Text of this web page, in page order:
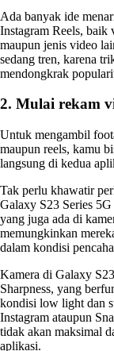
Ada banyak ide
Instagram Reels,
maupun jenis video
sedang tren, karena
mendongkrak
2. Mulai rekam
Untuk mengambil
maupun reels, kamu
langsung di kedua
Tak perlu khawatir
Galaxy S23 Series
yang juga ada di
memungkinkan
dalam kondisi
Kamera di Galaxy
Sharpness, yang
kondisi low light dan
Instagram ataupun
tidak akan maksimal
aplikasi.